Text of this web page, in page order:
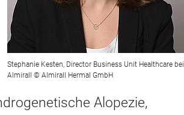
Stephanie Kesten, Director Business Unit Healthcare bei
Almirall © Almirall Hermal GmbH
Alopezie,